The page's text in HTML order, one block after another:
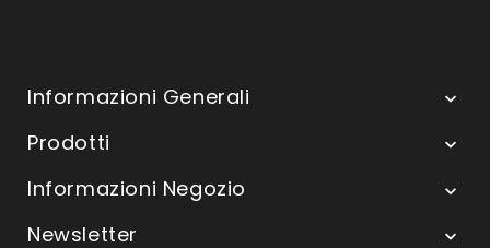
Informazioni Generali 
Prodotti 
Informazioni Negozio 
Newsletter 